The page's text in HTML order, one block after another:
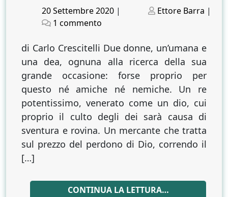
Posted
on
20 Settembre 2020 |
Posted
Ettore Barra |
1 commento
di
sacro
e
profano.
Uomini
e
dèi
spalla
a
al
banco
di Carlo Crescitelli Due donne, un’umana e
una dea, ognuna alla ricerca della sua
grande occasione: forse proprio per
questo né amiche né nemiche. Un re
potentissimo, venerato come un dio, cui
proprio il culto degli dei sarà causa di
sventura e rovina. Un mercante che tratta
sul prezzo del perdono di Dio, correndo il
[…]
CONTINUA LA LETTURA…